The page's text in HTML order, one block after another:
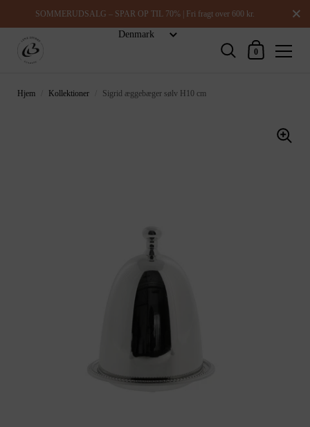
SOMMERUDSALG – SPAR OP TIL 70% | Fri fragt over 600 kr.
Indkøbskurv
0
Hjem Kollektioner Sigrid æggebæger sølv H10 cm